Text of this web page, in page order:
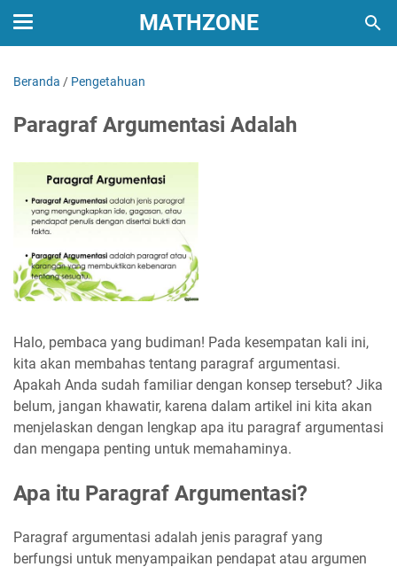
MATHZONE
Beranda / Pengetahuan
Paragraf Argumentasi Adalah
Halo, pembaca yang budiman! Pada kesempatan kali ini,
kita akan membahas tentang paragraf argumentasi.
Apakah Anda sudah familiar dengan konsep tersebut? Jika
belum, jangan khawatir, karena dalam artikel ini kita akan
menjelaskan dengan lengkap apa itu paragraf argumentasi
dan mengapa penting untuk memahaminya.
Apa itu Paragraf Argumentasi?
Paragraf argumentasi adalah jenis paragraf yang
berfungsi untuk menyampaikan pendapat atau argumen